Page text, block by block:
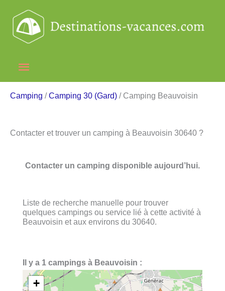
contenu
Menu
principal
Camping /Camping 30 (Gard) / Camping Beauvoisin
Contacter et trouver un camping à Beauvoisin 30640 ?
Contacter un camping disponible aujourd’hui.
Liste de recherche manuelle pour trouver
quelques campings ou service lié à cette activité à
Beauvoisin et aux environs du 30640.
Il y a 1 campings à Beauvoisin :
+